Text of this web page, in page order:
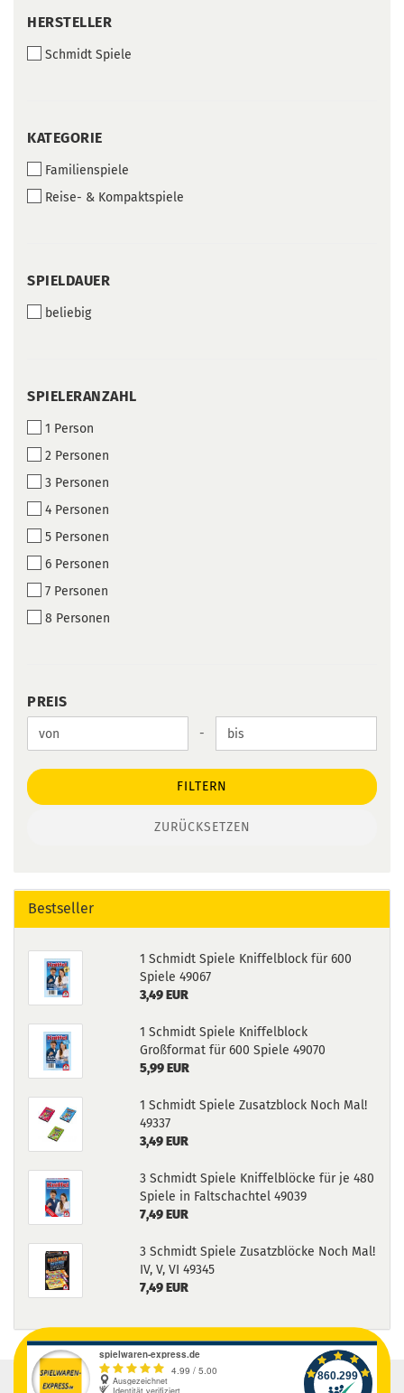
HERSTELLER
HERSTELLER
Schmidt Spiele
KATEGORIE
KATEGORIE
Familienspiele
Reise- & Kompaktspiele
SPIELDAUER
SPIELDAUER
beliebig
SPIELERANZAHL
SPIELERANZAHL
1 Person
2 Personen
3 Personen
4 Personen
5 Personen
6 Personen
7 Personen
8 Personen
PREIS
PREIS
Preis bis -
FILTERN
ZURÜCKSETZEN
Bestseller
1 Schmidt Spiele Kniffelblock für 600
Spiele 49067
3,49 EUR
1 Schmidt Spiele Kniffelblock
Großformat für 600 Spiele 49070
5,99 EUR
1 Schmidt Spiele Zusatzblock Noch Mal!
49337
3,49 EUR
3 Schmidt Spiele Kniffelblöcke für je 480
Spiele in Faltschachtel 49039
7,49 EUR
3 Schmidt Spiele Zusatzblöcke Noch Mal!
IV, V, VI 49345
7,49 EUR